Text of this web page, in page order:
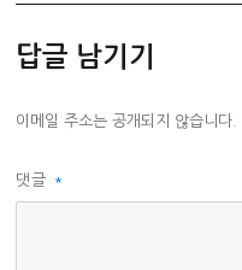
답글 남기기
이메일 주소는 공개되지 않습니다.
댓글 *